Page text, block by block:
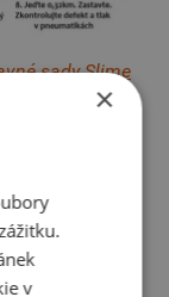
sady Slime
hmoty uvnitř
×
v